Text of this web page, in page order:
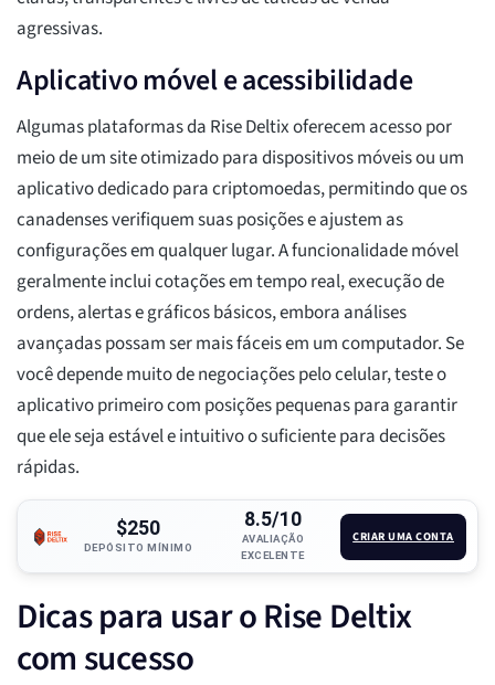
agressivas.
Aplicativo móvel e acessibilidade
Algumas plataformas da Rise Deltix oferecem acesso por
meio de um site otimizado para dispositivos móveis ou um
aplicativo dedicado para criptomoedas, permitindo que os
canadenses verifiquem suas posições e ajustem as
configurações em qualquer lugar. A funcionalidade móvel
geralmente inclui cotações em tempo real, execução de
ordens, alertas e gráficos básicos, embora análises
avançadas possam ser mais fáceis em um computador. Se
você depende muito de negociações pelo celular, teste o
aplicativo primeiro com posições pequenas para garantir
que ele seja estável e intuitivo o suficiente para decisões
rápidas.
$250
DEPÓSITO MÍNIMO
8.5/10
AVALIAÇÃO
EXCELENTE
CRIAR UMA CONTA
Dicas para usar o Rise Deltix
com sucesso